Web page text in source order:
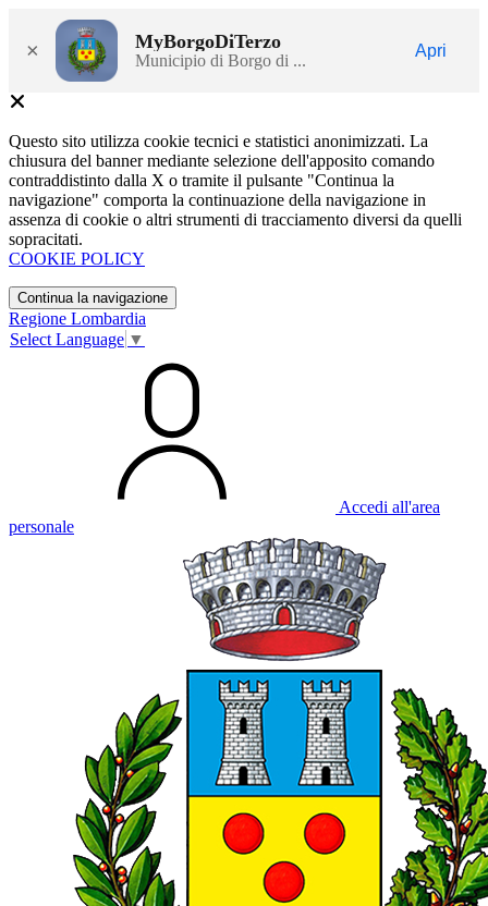
× MyBorgoDiTerzo
Municipio di Borgo di ...
Apri
Questo sito utilizza cookie tecnici e statistici anonimizzati. La
chiusura del banner mediante selezione dell'apposito comando
contraddistinto dalla X o tramite il pulsante "Continua la
navigazione" comporta la continuazione della navigazione in
assenza di cookie o altri strumenti di tracciamento diversi da quelli
sopracitati.
COOKIE POLICY
Continua la navigazione
Regione Lombardia
Select Language ▼
Accedi all'area
personale